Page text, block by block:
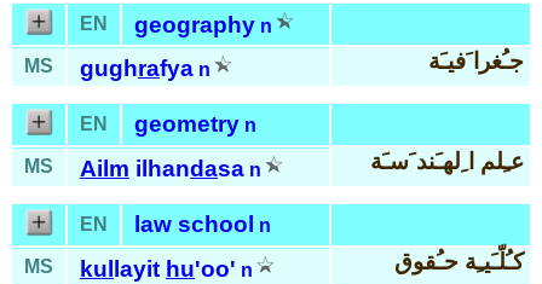
EN geography n
MS
gughrafya n جـُغرا َفيـَة
EN geometry n
MS
Ailm ilhandasa n عـِلم ا ِلهـَند َسـَة
EN law school
n
MS
kul layit hu'oo' n كـُلّـَيـِة حـُقوق